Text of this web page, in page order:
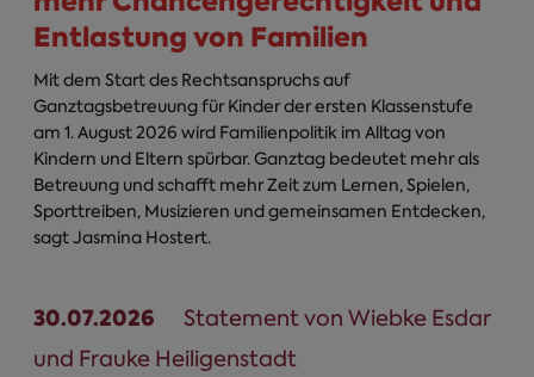
Entlastung von Familien
Mit dem Start des Rechtsanspruchs auf
Ganztagsbetreuung für Kinder der ersten Klassenstufe
am 1. August 2026 wird Familienpolitik im Alltag von
Kindern und Eltern spürbar. Ganztag bedeutet mehr als
Betreuung und schafft mehr Zeit zum Lernen, Spielen,
Sporttreiben, Musizieren und gemeinsamen Entdecken,
sagt Jasmina Hostert.
30.07.2026
Statement von Wiebke Esdar
und Frauke Heiligenstadt